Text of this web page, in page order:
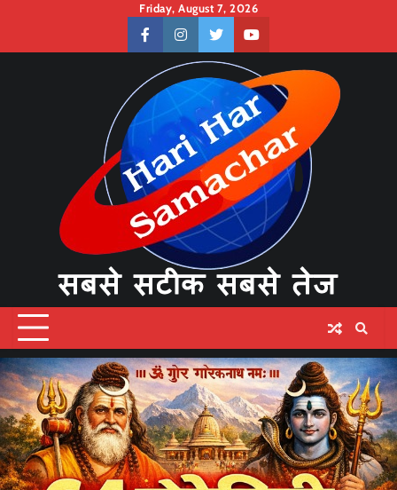
content
Friday, August 7, 2026
facebookinstagramtwitteryoutube